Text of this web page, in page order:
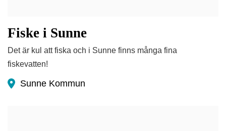
Fiske i Sunne
Det är kul att fiska och i Sunne finns många fina
fiskevatten!
Sunne Kommun